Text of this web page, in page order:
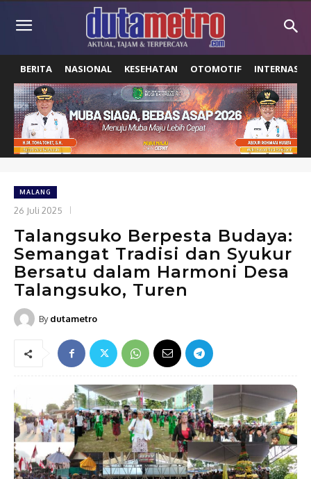
BERITA NASIONAL KESEHATAN OTOMOTIF
MALANG
26 Juli 2025
Talangsuko Berpesta Budaya:
Semangat Tradisi dan Syukur
Bersatu dalam Harmoni Desa
Talangsuko, Turen
By dutametro